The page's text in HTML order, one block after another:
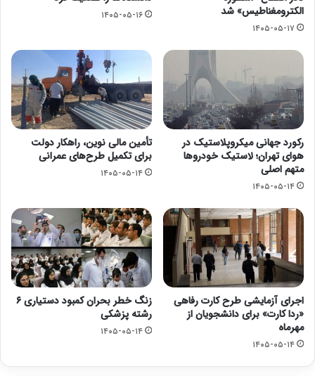
الکترومغناطیس» شد
۱۴۰۵-۰۵-۱۷
۱۴۰۵-۰۵-۱۶
رکورد جهانی میکروپلاستیک در
هوای تهران؛ لاستیک خودروها
متهم اصلی
۱۴۰۵-۰۵-۱۴
تأمین مالی نوین، راهکار دولت
برای تکمیل طرح‌های عمرانی
۱۴۰۵-۰۵-۱۴
اجرای آزمایشی طرح کارت رفاهی
«ردا کارت» برای دانشجویان از
مهرماه
۱۴۰۵-۰۵-۱۴
زنگ خطر بحران کمبود دستیاری ۶
رشته پزشکی
۱۴۰۵-۰۵-۱۴